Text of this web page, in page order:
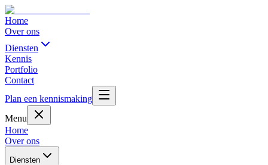
Home
Over ons
Diensten
Kennis
Portfolio
Contact
Plan een kennismaking
Menu
Home
Over ons
Diensten